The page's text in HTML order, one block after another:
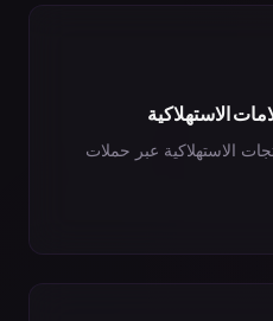
الاستهلاكية عبر حملات